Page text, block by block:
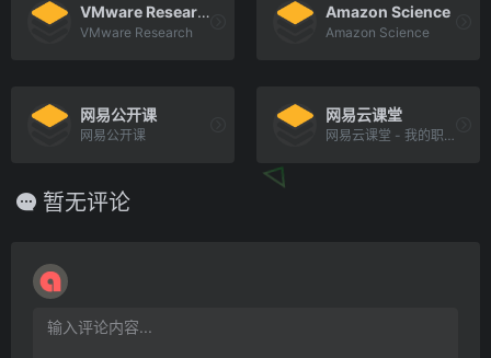
VMware Research
VMware Research
Amazon Science
Amazon Science
网易公开课
网易公开课
网易云课堂
网易云课堂 - 我的职业课堂
暂无评论